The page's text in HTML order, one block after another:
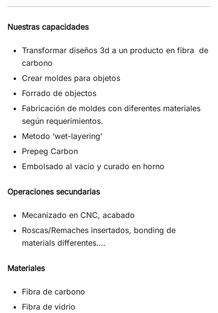
Nuestras capacidades
Transformar diseños 3d a un producto en fibra de
carbono
Crear moldes para objetos
Forrado de objectos
Fabricación de moldes con diferentes materiales
según requerimientos.
Metodo ‘wet-layering’
Prepeg Carbon
Embolsado al vacío y curado en horno
Operaciones secundarias
Mecanizado en CNC, acabado
Roscas/Remaches insertados, bonding de
materials differentes….
Materiales
Fibra de carbono
Fibra de vidrio